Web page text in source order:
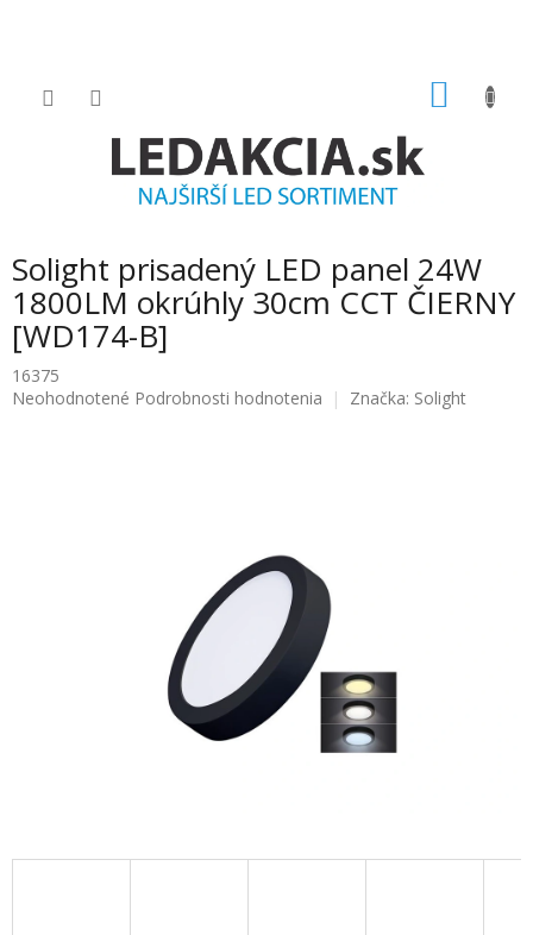
Solight prisadený LED panel 24W
1800LM okrúhly 30cm CCT ČIERNY
[WD174-B]
16375
Priemerné
Neohodnotené Podrobnosti hodnotenia Značka: Solight